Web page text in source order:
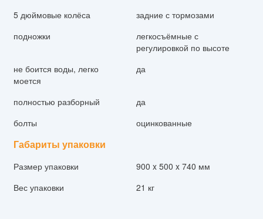
5 дюймовые колёса
задние с тормозами
подножки
легкосъёмные с
регулировкой по высоте
не боится воды, легко
моется
да
полностью разборный
да
болты
оцинкованные
Габариты упаковки
Размер упаковки
900 x 500 x 740 мм
Вес упаковки
21 кг